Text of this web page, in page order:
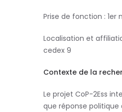
Prise de fonction : 1er
Localisation et
cedex 9
Contexte de la
Le projet CoP-2Ess
que réponse politique